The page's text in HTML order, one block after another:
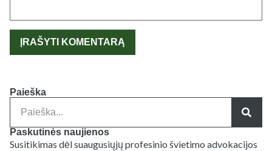
Paieška
Paskutinės naujienos
Susitikimas dėl suaugusiųjų profesinio švietimo advokacijos